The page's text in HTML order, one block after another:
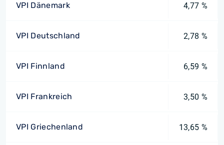
VPI Dänemark 4,77 %
VPI Deutschland 2,78 %
VPI Finnland 6,59 %
VPI Frankreich 3,50 %
VPI Griechenland 13,65 %